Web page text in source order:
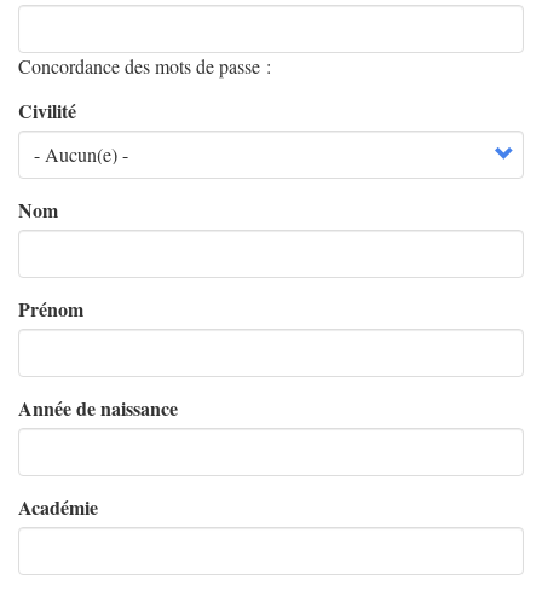
Concordance des mots de passe :
Civilité
Nom
Prénom
Année de naissance
Académie